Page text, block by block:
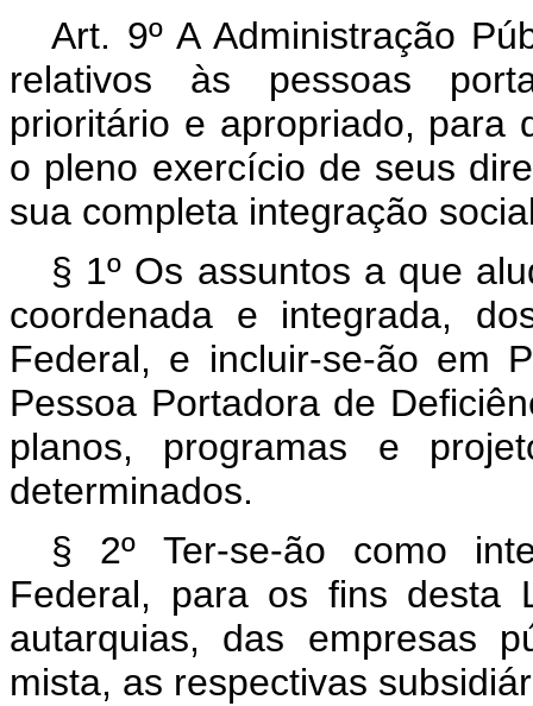
Art. 9º A Administração
relativos às pessoas
prioritário e apropriado, para
o pleno exercício de seus
sua completa integração
§ 1º Os assuntos a que
coordenada e integrada,
Federal, e incluir-se-ão em
Pessoa Portadora de
planos, programas e
determinados.
§ 2º Ter-se-ão como
Federal, para os fins desta
autarquias, das empresas
mista, as respectivas